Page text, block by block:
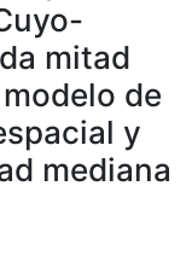
mitad
de
y
mediana